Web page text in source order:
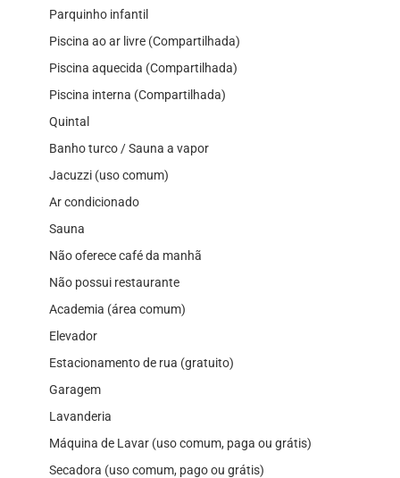
Parquinho infantil
Piscina ao ar livre (Compartilhada)
Piscina aquecida (Compartilhada)
Piscina interna (Compartilhada)
Quintal
Banho turco / Sauna a vapor
Jacuzzi (uso comum)
Ar condicionado
Sauna
Não oferece café da manhã
Não possui restaurante
Academia (área comum)
Elevador
Estacionamento de rua (gratuito)
Garagem
Lavanderia
Máquina de Lavar (uso comum, paga ou grátis)
Secadora (uso comum, pago ou grátis)